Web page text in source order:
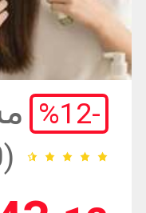
-
12
%
(100+)
(100+)